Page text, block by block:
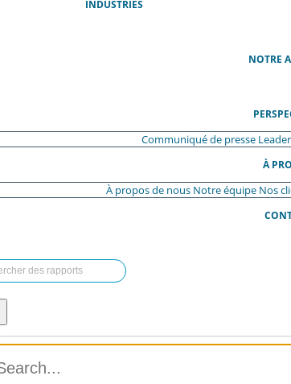
INDUSTRIES
NOTRE
Communiqué de presse
À
À propos de nous Notre équipe Nos